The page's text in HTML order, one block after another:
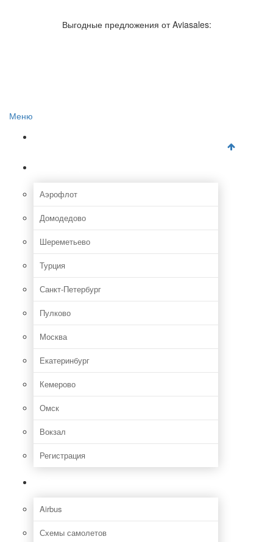
Отзывы об авиакомпаниях
Отзывы об аэропортах
Выгодные предложения от Aviasales:
Меню
Аэрофлот
Домодедово
Шереметьево
Турция
Санкт-Петербург
Пулково
Москва
Екатеринбург
Кемерово
Омск
Вокзал
Регистрация
Airbus
Схемы самолетов